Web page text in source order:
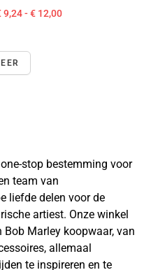
9,24 - € 12,00
stop bestemming voor
team van
liefde delen voor de
artiest. Onze winkel
Bob Marley koopwaar, van
allemaal
te inspireren en te